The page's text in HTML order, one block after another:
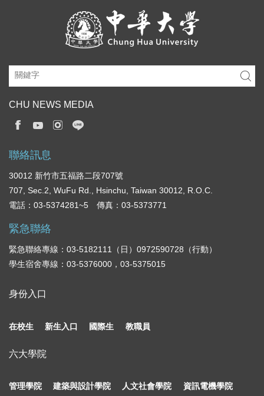
CHU NEWS MEDIA
聯絡訊息
30012 新竹市五福路二段707號
707, Sec.2, WuFu Rd., Hsinchu, Taiwan 30012, R.O.C.
電話：03-5374281~5 傳真：03-5373771
緊急聯絡
緊急聯絡專線：03-5182111（日）0972590728（行動）
學生宿舍專線：03-5376000，03-5375015
身份入口
在校生 新生入口 國際生 教職員
六大學院
管理學院 建築與設計學院 人文社會學院 資訊電機學院